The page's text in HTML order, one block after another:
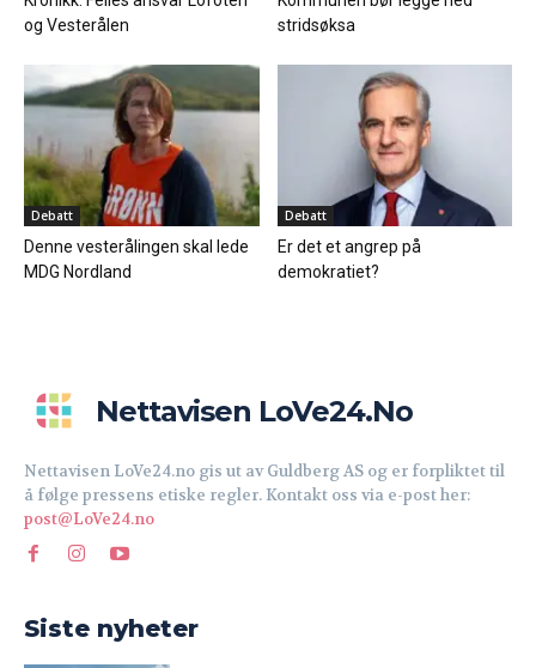
og Vesterålen
stridsøksa
Debatt
Denne vesterålingen skal lede
MDG Nordland
Debatt
Er det et angrep på
demokratiet?
Nettavisen LoVe24.no
Nettavisen LoVe24.no gis ut av Guldberg AS og er forpliktet til
å følge pressens etiske regler. Kontakt oss via e-post her:
post@LoVe24.no
Siste nyheter